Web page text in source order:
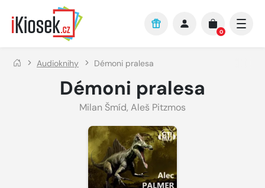
Přejít na hlavní obsah
0
Audioknihy Démoni pralesa
Démoni pralesa
Milan Šmíd, Aleš Pitzmos